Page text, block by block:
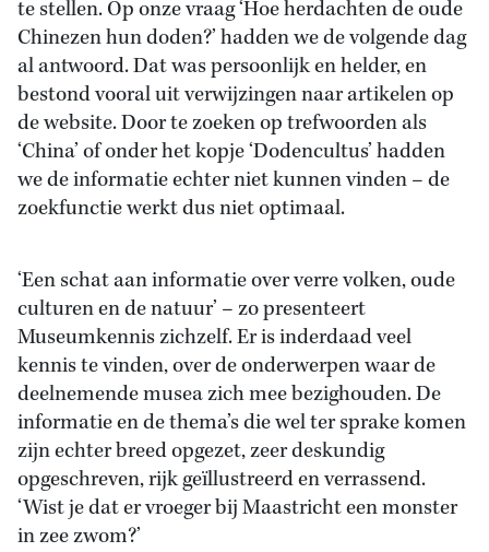
te stellen. Op onze vraag ‘Hoe herdachten de oude
Chinezen hun doden?’ hadden we de volgende dag
al antwoord. Dat was persoonlijk en helder, en
bestond vooral uit verwijzingen naar artikelen op
de website. Door te zoeken op trefwoorden als
‘China’ of onder het kopje ‘Dodencultus’ hadden
we de informatie echter niet kunnen vinden – de
zoekfunctie werkt dus niet optimaal.
‘Een schat aan informatie over verre volken, oude
culturen en de natuur’ – zo presenteert
Museumkennis zichzelf. Er is inderdaad veel
kennis te vinden, over de onderwerpen waar de
deelnemende musea zich mee bezighouden. De
informatie en de thema’s die wel ter sprake komen
zijn echter breed opgezet, zeer deskundig
opgeschreven, rijk geïllustreerd en verrassend.
‘Wist je dat er vroeger bij Maastricht een monster
in zee zwom?’